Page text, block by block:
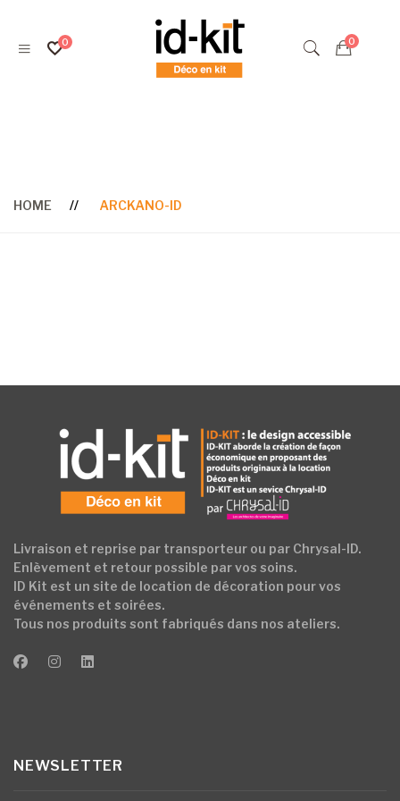
HOME ARCKANO-ID
Livraison et reprise par transporteur ou par Chrysal-ID.
Enlèvement et retour possible par vos soins.
ID Kit est un site de location de décoration pour vos
événements et soirées.
Tous nos produits sont fabriqués dans nos ateliers.
NEWSLETTER